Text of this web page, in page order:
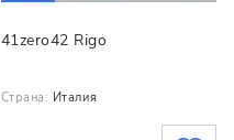
41zero42 Rigo
Страна: Италия